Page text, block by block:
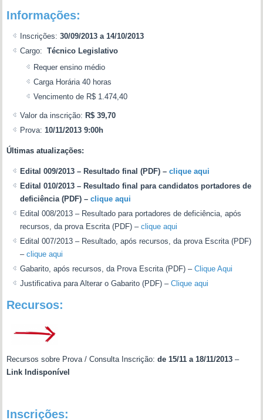
Informações:
Inscrições: 30/09/2013 a 14/10/2013
Cargo:Técnico Legislativo
Requer ensino médio
Carga Horária 40 horas
Vencimento de R$ 1.474,40
Valor da inscrição: R$ 39,70
Prova: 10/11/2013 9:00h
Últimas atualizações:
Edital 009/2013 – Resultado final (PDF) –clique aqui
Edital 010/2013 – Resultado final para candidatos portadores de
deficiência (PDF) –clique aqui
Edital 008/2013 – Resultado para portadores de deficiência, após
recursos, da prova Escrita (PDF) –clique aqui
Edital 007/2013 – Resultado, após recursos, da prova Escrita (PDF)
–clique aqui
Gabarito, após recursos, da Prova Escrita (PDF) –Clique Aqui
Justificativa para Alterar o Gabarito (PDF) –Clique aqui
Recursos:
Recursos sobre Prova / Consulta Inscrição:de 15/11 a 18/11/2013–
Link Indisponível
Inscrições: